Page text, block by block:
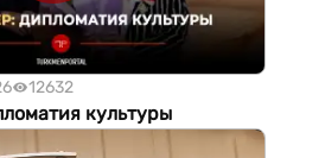
12632
культуры